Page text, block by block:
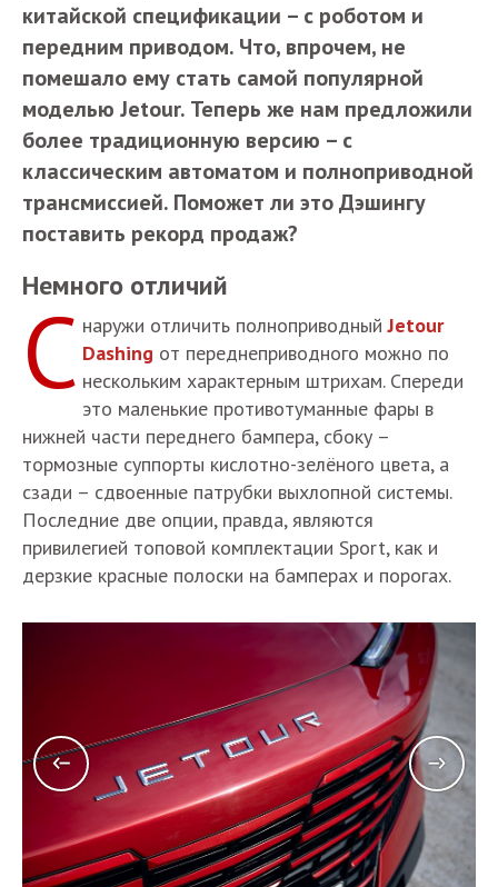
китайской спецификации – с роботом и
передним приводом. Что, впрочем, не
помешало ему стать самой популярной
моделью Jetour. Теперь же нам предложили
более традиционную версию – с
классическим автоматом и полноприводной
трансмиссией. Поможет ли это Дэшингу
поставить рекорд продаж?
Немного отличий
С наружи отличить полноприводныйJetour
Dashing от переднеприводного можно по
нескольким характерным штрихам. Спереди
это маленькие противотуманные фары в
нижней части переднего бампера, сбоку –
тормозные суппорты кислотно-зелёного цвета, а
сзади – сдвоенные патрубки выхлопной системы.
Последние две опции, правда, являются
привилегией топовой комплектации Sport, как и
дерзкие красные полоски на бамперах и порогах.